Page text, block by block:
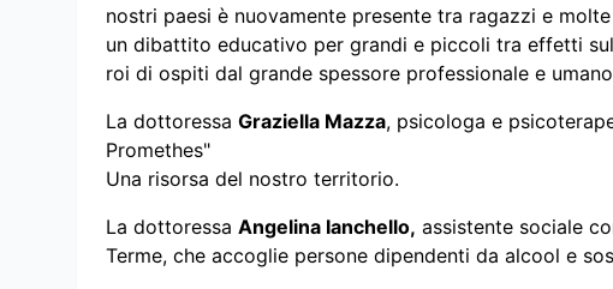
nostri paesi è nuovamente presente tra ragazzi e
un dibattito educativo per grandi e piccoli tra effetti
roi di ospiti dal grande spessore professionale e
La dottoressa Graziella Mazza, psicologa e
Promethes"
Una risorsa del nostro territorio.
La dottoressa Angelina Ianchello, assistente sociale
Terme, che accoglie persone dipendenti da alcool e